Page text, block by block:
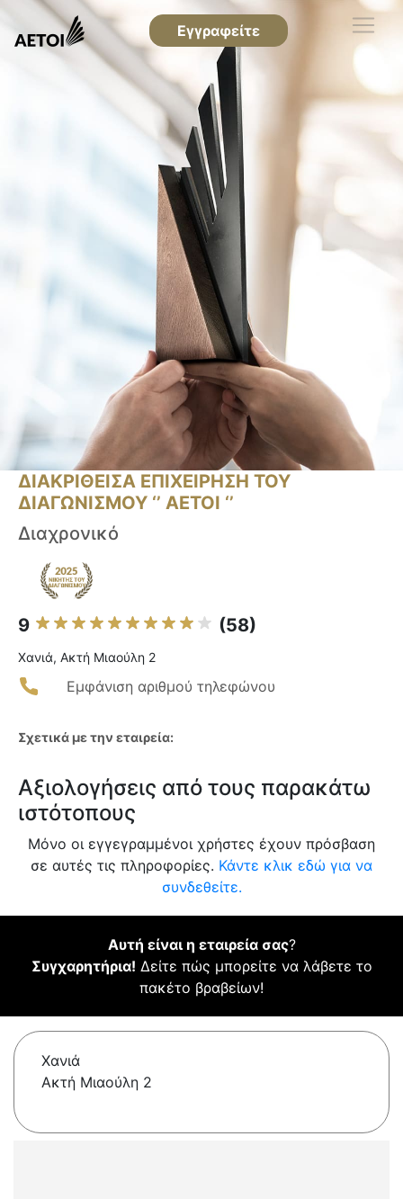
Εγγραφείτε
ΔΙΑΚΡΙΘΕΙΣΑ ΕΠΙΧΕΙΡΗΣΗ ΤΟΥ
ΔΙΑΓΩΝΙΣΜΟΥ ‘’ ΑΕΤΟΙ ‘’
Διαχρονικό
9 (58)
Χανιά, Ακτή Μιαούλη 2
Εμφάνιση αριθμού τηλεφώνου
Σχετικά με την εταιρεία:
Αξιολογήσεις από τους παρακάτω
ιστότοπους
Μόνο οι εγγεγραμμένοι χρήστες έχουν πρόσβαση
σε αυτές τις πληροφορίες. Κάντε κλικ εδώ για να
συνδεθείτε.
Αυτή είναι η εταιρεία σας?
Συγχαρητήρια! Δείτε πώς μπορείτε να λάβετε το
πακέτο βραβείων!
Χανιά
Ακτή Μιαούλη 2